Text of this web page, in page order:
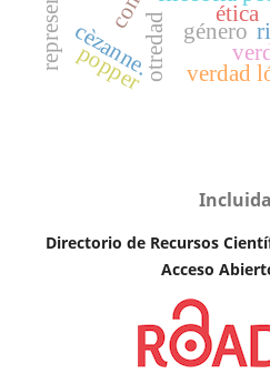
ética
género
verdad
cèzanne.otredad
popper
Directorio de Recursos
Acceso